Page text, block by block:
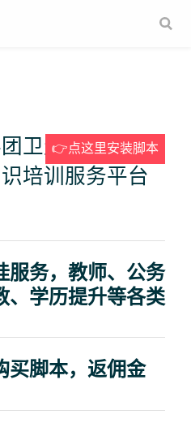
卫生专业技术
培训服务平台
👉点这里安装脚本
服务，教师、公务
、学历提升等各类
买脚本，返佣金